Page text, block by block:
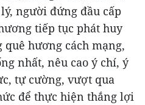
người đứng đầu cấp
tiếp tục phát huy
hương cách mạng,
nhất, nêu cao ý chí, ý
tự cường, vượt qua
để thực hiện thắng lợi